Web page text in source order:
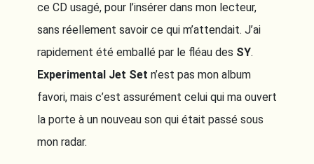
ce CD usagé, pour l’insérer dans mon lecteur,
sans réellement savoir ce qui m’attendait. J’ai
rapidement été emballé par le fléau des SY.
Experimental Jet Set n’est pas mon album
favori, mais c’est assurément celui qui ma ouvert
la porte à un nouveau son qui était passé sous
mon radar.